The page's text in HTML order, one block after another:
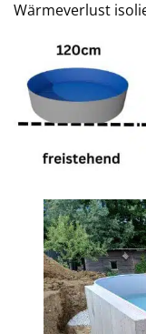
Wärmeverlust